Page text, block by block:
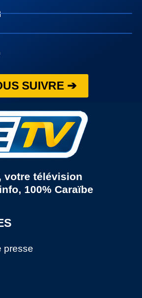
SUIVRE ➔
votre télévision
100% Caraïbe
presse